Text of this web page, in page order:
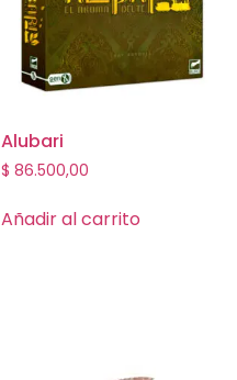
Alubari
$ 86.500,00
Añadir al carrito